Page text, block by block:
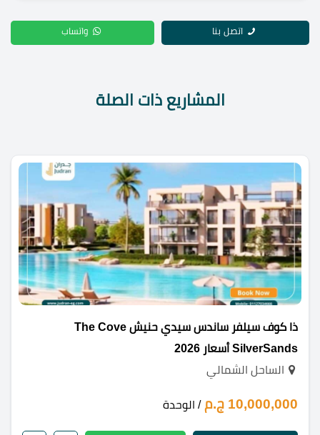
اتصل بنا واتساب
المشاريع ذات الصلة
ذا كوف سيلفر ساندس سيدي حنيش The Cove
SilverSands أسعار 2026
الساحل الشمالي
10,000,000 ج.م / الوحدة